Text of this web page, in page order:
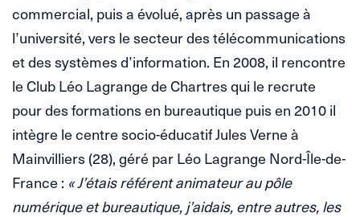
commercial, puis a évolué, après un passage à
l’université, vers le secteur des télécommunications
et des systèmes d’information. En 2008, il rencontre
le Club Léo Lagrange de Chartres qui le recrute
pour des formations en bureautique puis en 2010 il
intègre le centre socio-éducatif Jules Verne à
Mainvilliers (28), géré par Léo Lagrange Nord-Île-de-
France : « J’étais référent animateur au pôle
numérique et bureautique, j’aidais, entre autres, les